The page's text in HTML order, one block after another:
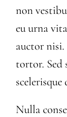
non
eu urna
auctor nisi.
tortor. Sed
Nulla